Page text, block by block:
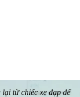
từ chiếc xe đạp để